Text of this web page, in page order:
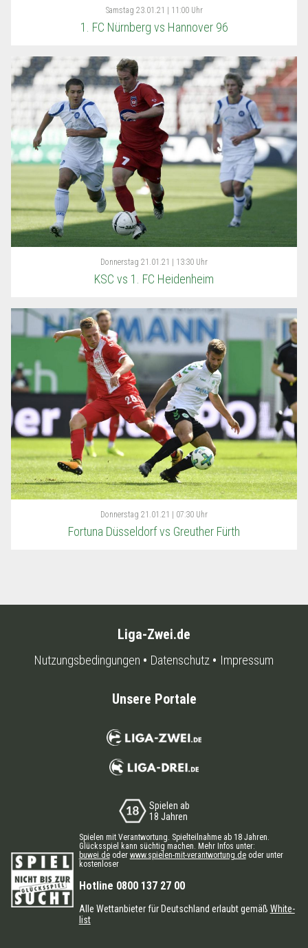
Samstag 23.01.21 | 11:00 Uhr
1. FC Nürnberg vs Hannover 96
Donnerstag 21.01.21 | 13:30 Uhr
KSC vs 1. FC Heidenheim
Donnerstag 21.01.21 | 07:30 Uhr
Fortuna Düsseldorf vs Greuther Fürth
Liga-Zwei.de
Nutzungsbedingungen Datenschutz Impressum
Unsere Portale
Spielen ab
18 Jahren
Spielen mit Verantwortung. Spielteilnahme ab 18 Jahren.
Glücksspiel kann süchtig machen. Mehr Infos unter:
buwei.deoder www.spielen-mit-verantwortung.deoder unter
kostenloser
Hotline 0800 137 27 00
Alle Wettanbieter für Deutschland erlaubt gemäß White-
list